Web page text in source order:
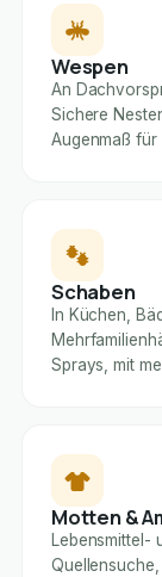
Wespen
An
Sichere
Augenmaß für
Schaben
In Küchen,
Sprays, mit
Motten &
Lebensmittel-